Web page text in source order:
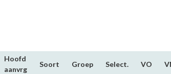
Hoofd​
aanvrg
Soort Groep Select. VO